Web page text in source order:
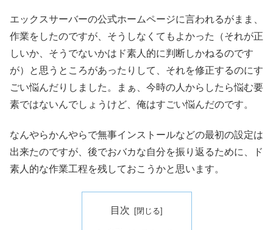
エックスサーバーの公式ホームページに言われるがまま、
作業をしたのですが、そうしなくてもよかった（それが正
しいか、そうでないかはド素人的に判断しかねるのです
が）と思うところがあったりして、それを修正するのにす
ごい悩んだりしました。まぁ、今時の人からしたら悩む要
素ではないんでしょうけど、俺はすごい悩んだのです。
なんやらかんやらで無事インストールなどの最初の設定は
出来たのですが、後でおバカな自分を振り返るために、ド
素人的な作業工程を残しておこうかと思います。
目次